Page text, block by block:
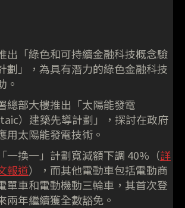
出「綠色和可持續金融科技概念驗
劃」，為具有潛力的綠色金融科技
。
總部大樓推出「太陽能發電
）建築先導計劃」，探討在政府
用太陽能發電技術。
一換一」計劃寬減額下調 40%（詳
報道），而其他電動車包括電動商
單車和電動機動三輪車，其首次登
兩年繼續獲全數豁免。